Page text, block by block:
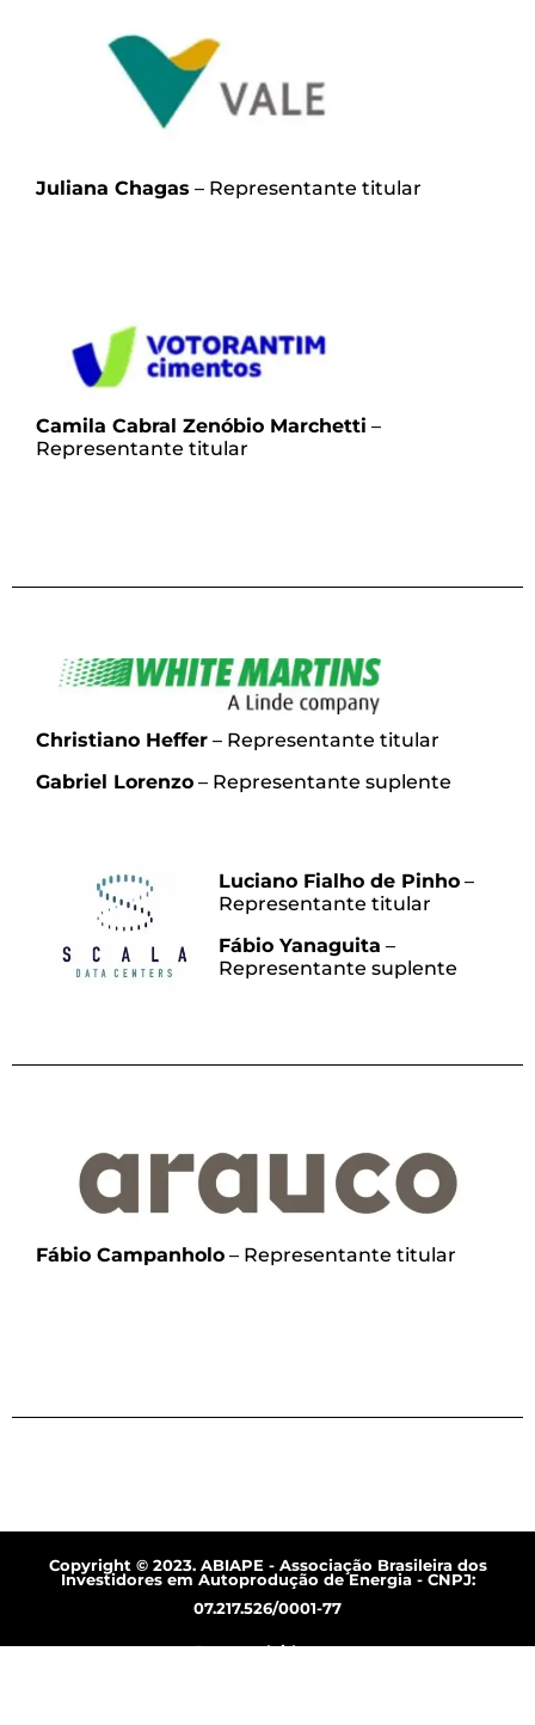
Juliana Chagas – Representante titular
Camila Cabral Zenóbio Marchetti –
Representante titular
Christiano Heffer – Representante titular
Gabriel Lorenzo – Representante suplente
Luciano Fialho de Pinho –
Representante titular
Fábio Yanaguita –
Representante suplente
Fábio Campanholo – Representante titular
Copyright © 2023. ABIAPE - Associação Brasileira dos
Investidores em Autoprodução de Energia - CNPJ:
07.217.526/0001-77
Desenvolvido por